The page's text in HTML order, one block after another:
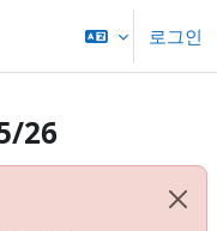
로그인
26
해